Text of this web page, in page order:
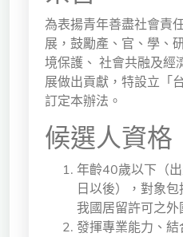
為表揚青年善盡社會責
展，鼓勵產、官、學、
境保護、 社會共融及經
展做出貢獻，特設立「
訂定本辦法。
候選人資格
年齡40歲以下（
日以後），對象
我國居留許可之外
發揮專業能力、